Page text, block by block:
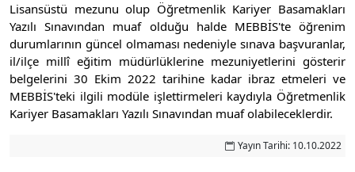
Lisansüstü mezunu olup Öğretmenlik Kariyer Basamakları
Yazılı Sınavından muaf olduğu halde MEBBİS'te öğrenim
durumlarının güncel olmaması nedeniyle sınava başvuranlar,
il/ilçe millî eğitim müdürlüklerine mezuniyetlerini gösterir
belgelerini 30 Ekim 2022 tarihine kadar ibraz etmeleri ve
MEBBİS'teki ilgili modüle işlettirmeleri kaydıyla Öğretmenlik
Kariyer Basamakları Yazılı Sınavından muaf olabileceklerdir.
Yayın Tarihi: 10.10.2022